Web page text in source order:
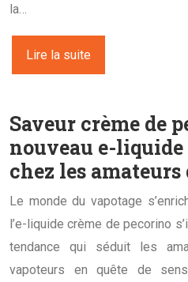
la…
Lire la suite
Saveur crème de
nouveau e-
chez les
Le monde du vapotage
l’e-liquide crème de pecorino
tendance qui séduit les
vapoteurs en quête de